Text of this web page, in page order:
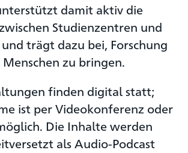
damit aktiv die
Studienzentren und
trägt dazu bei, Forschung
zu bringen.
finden digital statt;
ist per Videokonferenz oder
Die Inhalte werden
als Audio-Podcast